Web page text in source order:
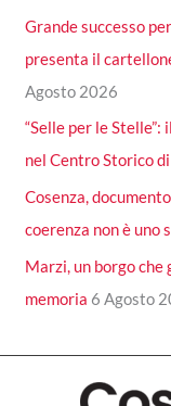
Grande successo
presenta il
Agosto 2026
“Selle per le
nel Centro Storico
Cosenza,
coerenza non è uno
Marzi, un borgo
memoria 6 Agosto